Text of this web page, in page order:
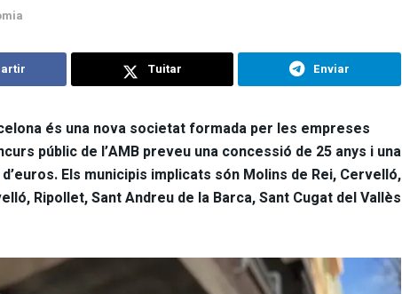
Tuitar Enviar
és una nova societat formada per les empreses
públic de l’AMB preveu una concessió de 25 anys i una
Els municipis implicats són Molins de Rei, Cervelló,
Ripollet, Sant Andreu de la Barca, Sant Cugat del Vallès